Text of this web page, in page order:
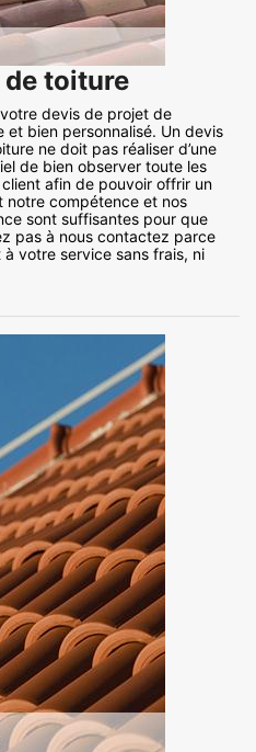
toiture
devis de projet de
bien personnalisé. Un devis
ne doit pas réaliser d’une
de bien observer toute les
afin de pouvoir offrir un
notre compétence et nos
sont suffisantes pour que
pas à nous contactez parce
votre service sans frais, ni